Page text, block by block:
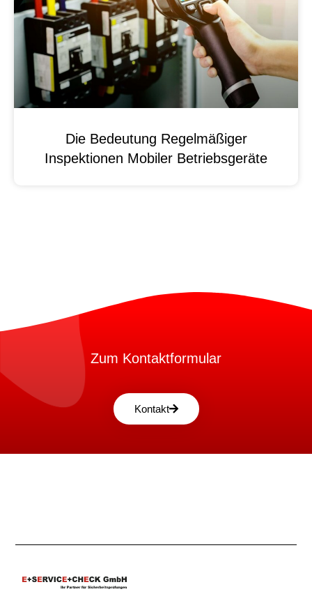
Die Bedeutung Regelmäßiger
Inspektionen Mobiler Betriebsgeräte
Zum Kontaktformular
Kontakt